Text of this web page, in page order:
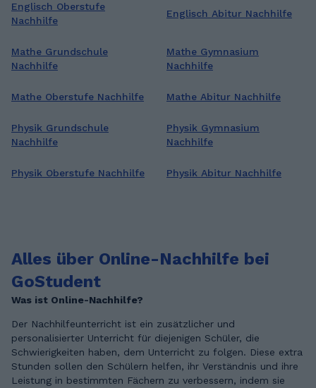
Englisch Oberstufe
Nachhilfe
Englisch Abitur Nachhilfe
Mathe Grundschule
Nachhilfe
Mathe Gymnasium
Nachhilfe
Mathe Oberstufe Nachhilfe Mathe Abitur Nachhilfe
Physik Grundschule
Nachhilfe
Physik Gymnasium
Nachhilfe
Physik Oberstufe Nachhilfe Physik Abitur Nachhilfe
Alles über Online-Nachhilfe bei
GoStudent
Was ist Online-Nachhilfe?
Der Nachhilfeunterricht ist ein zusätzlicher und
personalisierter Unterricht für diejenigen Schüler, die
Schwierigkeiten haben, dem Unterricht zu folgen. Diese extra
Stunden sollen den Schülern helfen, ihr Verständnis und ihre
Leistung in bestimmten Fächern zu verbessern, indem sie